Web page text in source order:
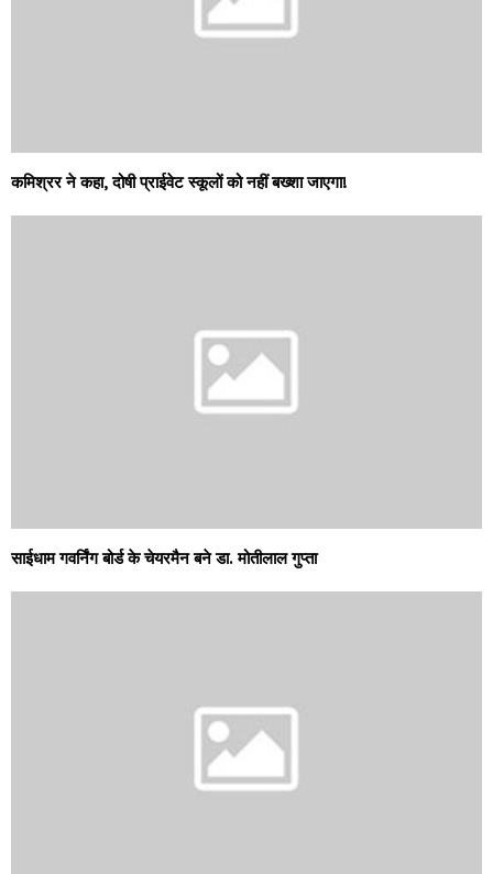
कमिश्रर ने कहा, दोषी प्राईवेट स्कूलों को नहीं बख्शा जाएगा!
साईधाम गवर्निंग बोर्ड के चेयरमैन बने डा. मोतीलाल गुप्ता